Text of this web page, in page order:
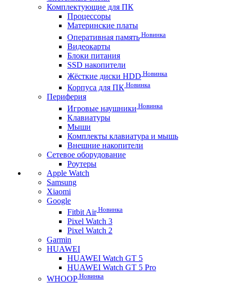
Комплектующие для ПК
Процессоры
Материнские платы
Оперативная память Новинка
Видеокарты
Блоки питания
SSD накопители
Жёсткие диски HDD Новинка
Корпуса для ПК Новинка
Периферия
Игровые наушники Новинка
Клавиатуры
Мыши
Комплекты клавиатура и мышь
Внешние накопители
Сетевое оборудование
Роутеры
Apple Watch
Samsung
Xiaomi
Google
Fitbit AirНовинка
Pixel Watch 3
Pixel Watch 2
Garmin
HUAWEI
HUAWEI Watch GT 5
HUAWEI Watch GT 5 Pro
WHOOP Новинка